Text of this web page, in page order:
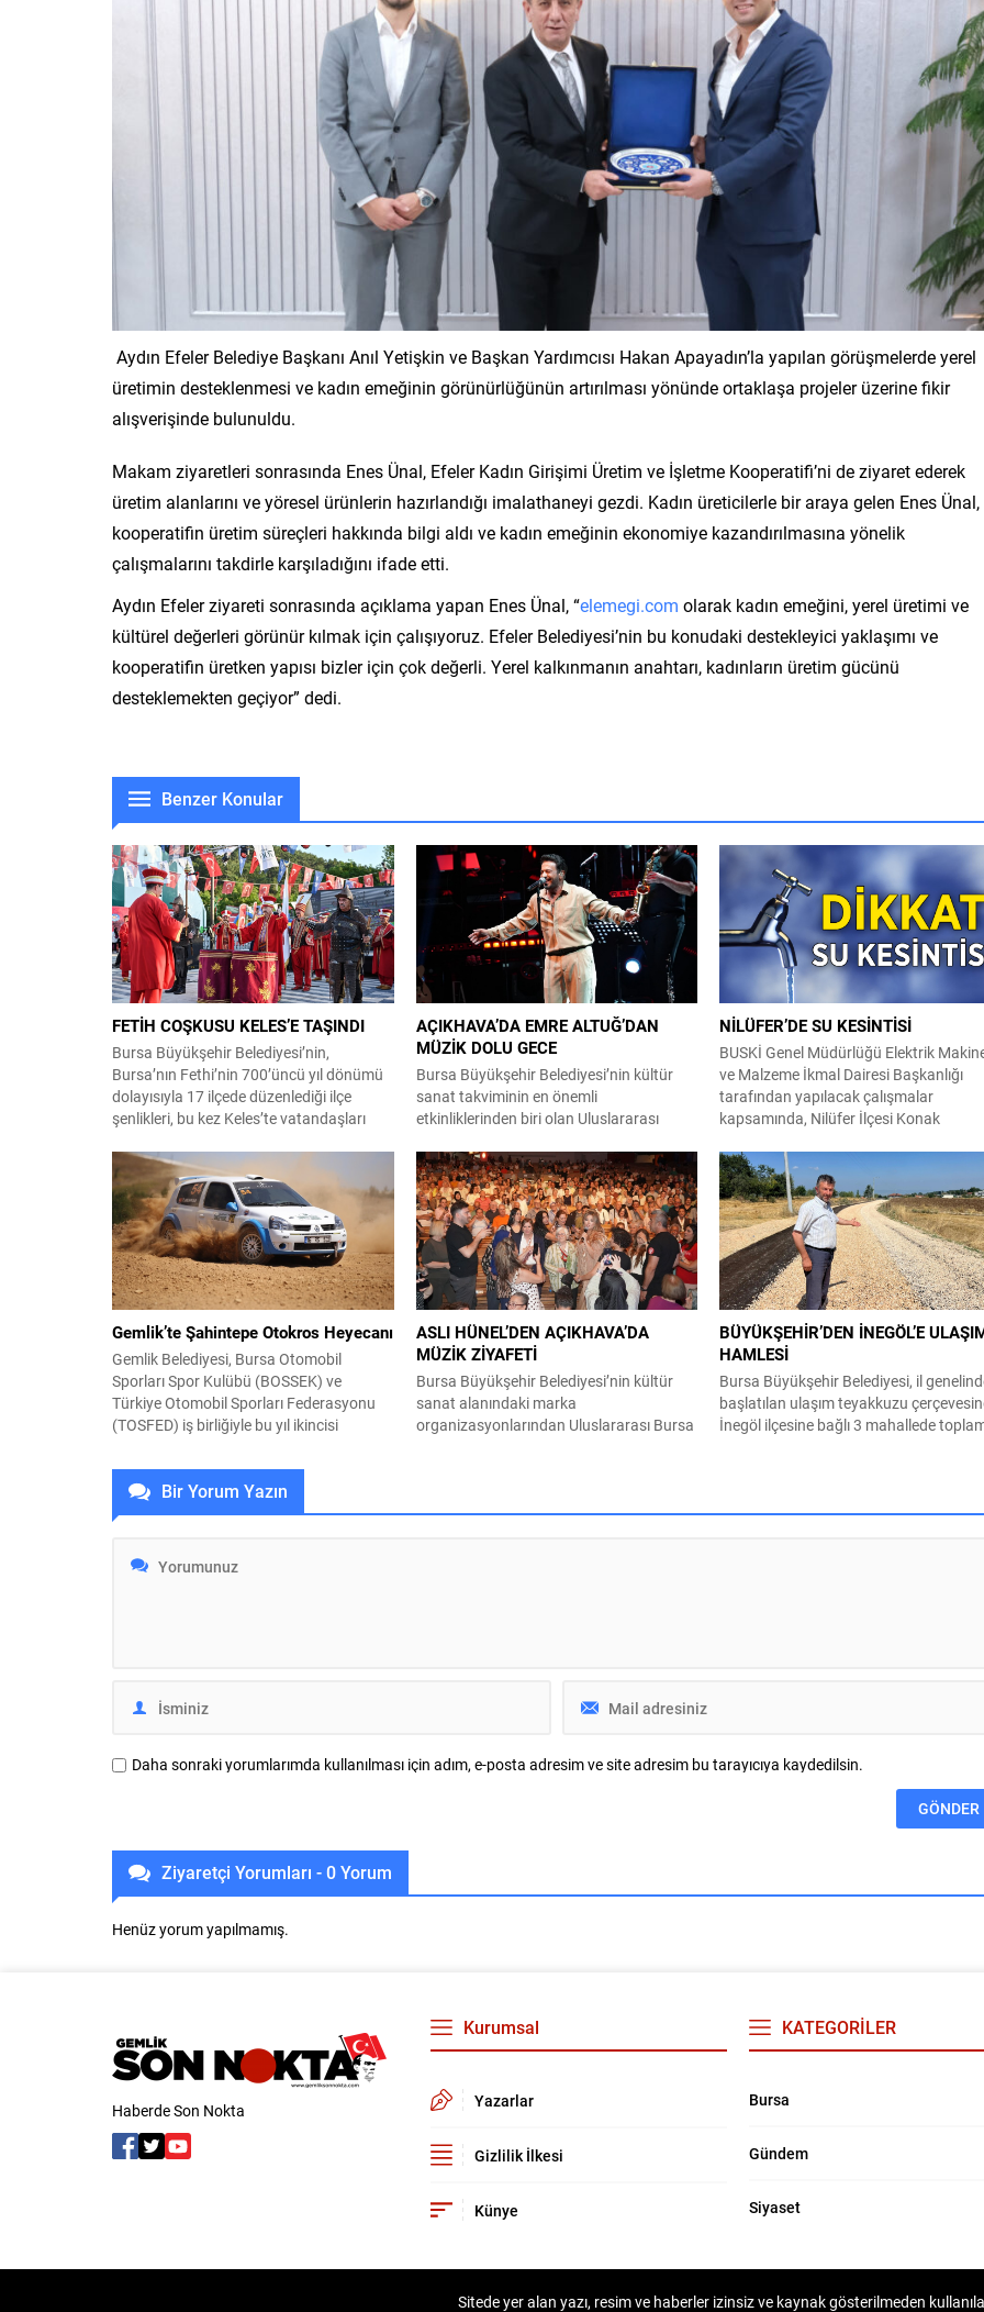
Aydın Efeler Belediye Başkanı Anıl Yetişkin ve Başkan Yardımcısı Hakan Apayadın’la yapılan görüşmelerde yerel
üretimin desteklenmesi ve kadın emeğinin görünürlüğünün artırılması yönünde ortaklaşa projeler üzerine fikir
alışverişinde bulunuldu.
Makam ziyaretleri sonrasında Enes Ünal, Efeler Kadın Girişimi Üretim ve İşletme Kooperatifi’ni de ziyaret ederek
üretim alanlarını ve yöresel ürünlerin hazırlandığı imalathaneyi gezdi. Kadın üreticilerle bir araya gelen Enes Ünal,
kooperatifin üretim süreçleri hakkında bilgi aldı ve kadın emeğinin ekonomiye kazandırılmasına yönelik
çalışmalarını takdirle karşıladığını ifade etti.
Aydın Efeler ziyareti sonrasında açıklama yapan Enes Ünal, “elemegi.com olarak kadın emeğini, yerel üretimi ve
kültürel değerleri görünür kılmak için çalışıyoruz. Efeler Belediyesi’nin bu konudaki destekleyici yaklaşımı ve
kooperatifin üretken yapısı bizler için çok değerli. Yerel kalkınmanın anahtarı, kadınların üretim gücünü
desteklemekten geçiyor” dedi.
Benzer Konular
FETİH COŞKUSU KELES’E TAŞINDI
Bursa Büyükşehir Belediyesi’nin,
Bursa’nın Fethi’nin 700’üncü yıl dönümü
dolayısıyla 17 ilçede düzenlediği ilçe
şenlikleri, bu kez Keles’te vatandaşları
buluşturdu. Büyükşehir Belediyesi Kültür,
Sanat ve Sosyal İşler Dairesi Başkanlığı
koordinasyonunda gerçekleştirilen ilçe
şenlikleri, Orhan Çetin Spor
Kompleksi’nde düzenlendi. Büyükşehir
Belediyesi Başkan Vekili Şahin Biba’ya
vekaleten...
AÇIKHAVA’DA EMRE ALTUĞ’DAN
MÜZİK DOLU GECE
Bursa Büyükşehir Belediyesi’nin kültür
sanat takviminin en önemli
etkinliklerinden biri olan Uluslararası
Altuğ sahne aldı. Kültürpark Açıkhava
Tiyatrosu unutulmaz bir geceye ev
sahipliği yaptı. Bursa Kültür Sanat ve
Turizm Vakfı (BKSTV) tarafından
Büyükşehir Belediyesi adına düzenlenen
64’üncü Uluslararası Bursa Festivali’nin
altıncı etkinliğinde Kültürpark Açıkhava
Tiyatrosu’nda...
NİLÜFER’DE SU KESİNTİSİ
BUSKİ Genel Müdürlüğü Elektrik
ve Malzeme İkmal Dairesi Başkanlığı
tarafından yapılacak çalışmalar
kapsamında, Nilüfer İlçesi Konak
Eğitimciler Caddesi kuzeyi ile Başkent
Pınar Sokak doğusunda kalan bölge ve
civarında 04 Ağustos 2026 tarihinde
09:00 – 18:00 saatleri arasında su
kesintisi yapılacaktır. Vatandaşların
tedbirli olması rica...
Gemlik’te Şahintepe Otokros Heyecanı
Gemlik Belediyesi, Bursa Otomobil
Sporları Spor Kulübü (BOSSEK) ve
Türkiye Otomobil Sporları Federasyonu
(TOSFED) iş birliğiyle bu yıl ikincisi
otomobil sporları tutkunlarını Gemlik’te
buluşturdu. Şahintepe Otokros Pisti’nde
gerçekleştirilen yarışlarda sporcular, zorlu
izleyiciler de heyecan dolu anlara tanıklık
etti. Gemlik Belediye Başkanı Şükrü...
ASLI HÜNEL’DEN AÇIKHAVA’DA
MÜZİK ZİYAFETİ
Bursa Büyükşehir Belediyesi’nin kültür
sanat alanındaki marka
organizasyonlarından Uluslararası Bursa
Bursa Kültür Sanat ve Turizm Vakfı
BÜYÜKŞEHİR’DEN İNEGÖL’E
HAMLESİ
Bursa Büyükşehir Belediyesi, il
başlatılan ulaşım teyakkuzu
İnegöl ilçesine bağlı 3 mahallede
ulaşım seferberliği kapsamında Bursa
Bir Yorum Yazın
Daha sonraki yorumlarımda kullanılması için adım, e-posta adresim ve site adresim bu tarayıcıya kaydedilsin.
Ziyaretçi Yorumları - 0 Yorum
Henüz yorum yapılmamış.
Haberde Son Nokta
Kurumsal
Yazarlar
Gizlilik İlkesi
Künye
KATEGORİLER
Bursa
Gündem
Siyaset
Sitede yer alan yazı, resim ve haberler izinsiz ve kaynak gösterilmeden